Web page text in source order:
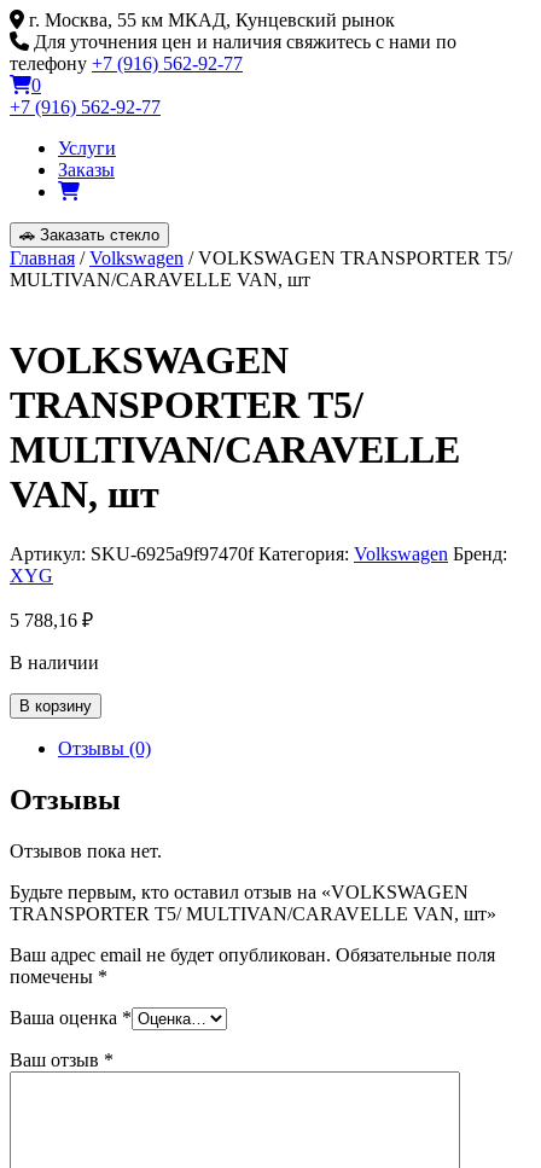
Skip
to
content
г. Москва, 55 км МКАД, Кунцевский рынок
Для уточнения цен и наличия свяжитесь с нами по
телефону +7 (916) 562-92-77
0
+7 (916) 562-92-77
Услуги
Заказы
🚗 Заказать стекло
Главная /Volkswagen / VOLKSWAGEN TRANSPORTER T5/
MULTIVAN/CARAVELLE VAN, шт
VOLKSWAGEN
TRANSPORTER T5/
MULTIVAN/CARAVELLE
VAN, шт
Артикул: SKU-6925a9f97470f Категория: Volkswagen Бренд:
XYG
5 788,16 ₽
В наличии
Количество
товара
VOLKSWAGEN
T5/
MULTIVAN/CARAVELLE
шт
В корзину
Отзывы (0)
Отзывы
Отзывов пока нет.
Будьте первым, кто оставил отзыв на «VOLKSWAGEN
TRANSPORTER T5/ MULTIVAN/CARAVELLE VAN, шт»
Ваш адрес email не будет опубликован. Обязательные поля
помечены *
Ваша оценка *
Ваш отзыв *